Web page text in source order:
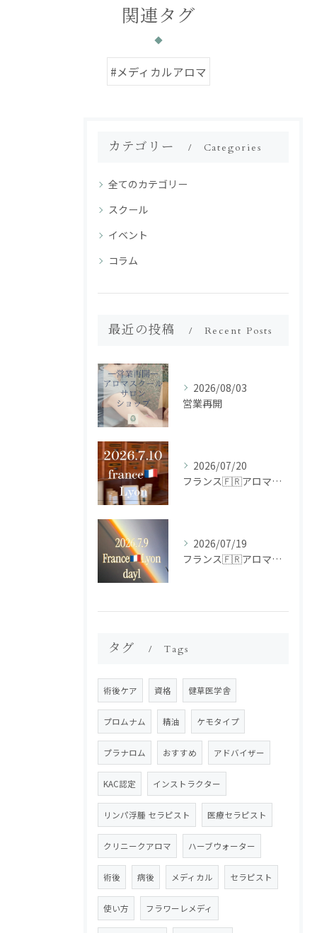
関連タグ
#メディカルアロマ
カテゴリー Categories
全てのカテゴリー
スクール
イベント
コラム
最近の投稿 Recent Posts
2026/08/03
営業再開
2026/07/20
フランス🇫🇷アロマ研修ツアー𝗱𝗮𝘆𝟮
2026/07/19
フランス🇫🇷アロマ研修ツアー𝗱𝗮𝘆𝟭
タグ Tags
術後ケア 資格 健草医学舎
プロムナム 精油 ケモタイプ
プラナロム おすすめ アドバイザー
KAC認定 インストラクター
リンパ浮腫 セラピスト 医療セラピスト
クリニークアロマ ハーブウォーター
術後 病後 メディカル セラピスト
使い方 フラワーレメディ